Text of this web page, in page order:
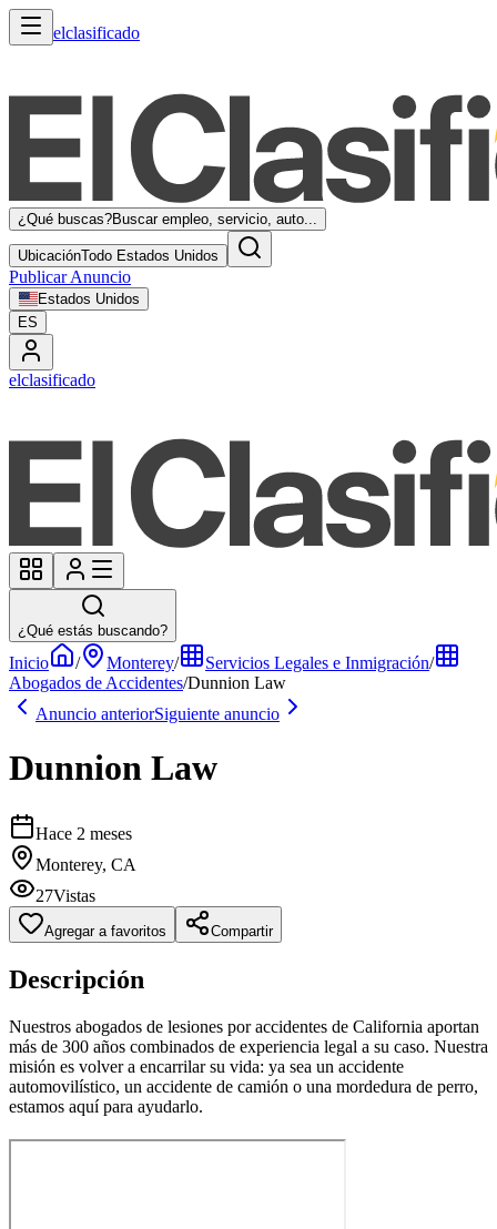
elclasificado
¿Qué buscas?Buscar empleo, servicio, auto...
UbicaciónTodo Estados Unidos
Publicar Anuncio
Estados Unidos
ES
elclasificado
¿Qué estás buscando?
Inicio / Monterey/ Servicios Legales e Inmigración/
Abogados de Accidentes/Dunnion Law
Anuncio anteriorSiguiente anuncio
Dunnion Law
Hace 2 meses
Monterey, CA
27Vistas
Agregar a favoritos Compartir
Descripción
Nuestros abogados de lesiones por accidentes de California aportan
más de 300 años combinados de experiencia legal a su caso. Nuestra
misión es volver a encarrilar su vida: ya sea un accidente
automovilístico, un accidente de camión o una mordedura de perro,
estamos aquí para ayudarlo.